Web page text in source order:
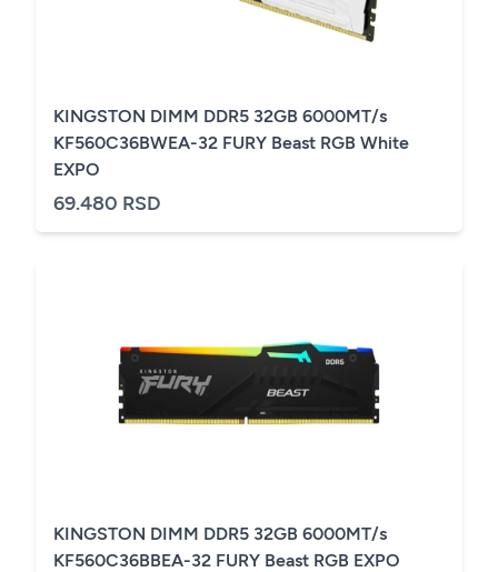
KINGSTON DIMM DDR5 32GB 6000MT/s
KF560C36BWEA-32 FURY Beast RGB White
EXPO
69.480 RSD
KINGSTON DIMM DDR5 32GB 6000MT/s
KF560C36BBEA-32 FURY Beast RGB EXPO